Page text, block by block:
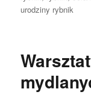
urodziny rybnik